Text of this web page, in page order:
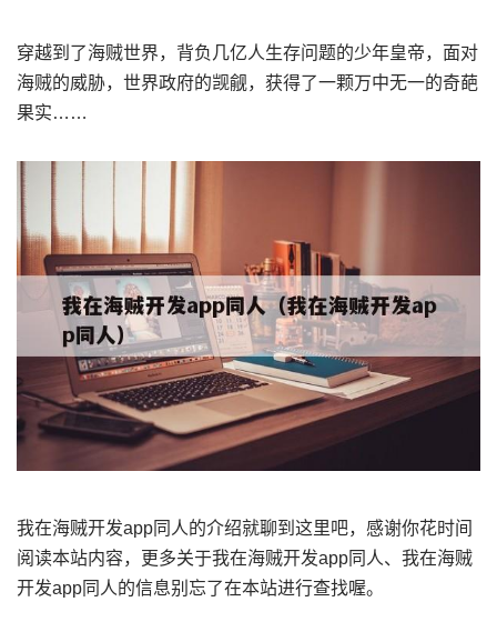
穿越到了海贼世界，背负几亿人生存问题的少年皇帝，面对
海贼的威胁，世界政府的觊觎，获得了一颗万中无一的奇葩
果实……
我在海贼开发app同人的介绍就聊到这里吧，感谢你花时间
阅读本站内容，更多关于我在海贼开发app同人、我在海贼
开发app同人的信息别忘了在本站进行查找喔。